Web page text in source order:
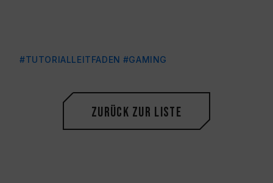
#TUTORIALLEITFADEN #GAMING
Zurück zur Liste